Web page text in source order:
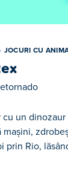
JOCURI CU
cu un
mașini,
prin Rio,